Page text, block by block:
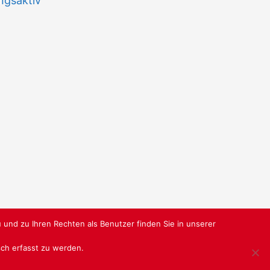
@ SABU GMBH
zu Ihren Rechten als Benutzer finden Sie in unserer
erfasst zu werden.